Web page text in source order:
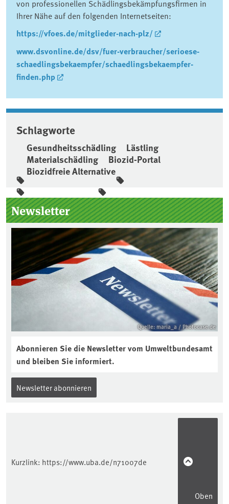
von professionellen Schädlingsbekämpfungsfirmen in
Ihrer Nähe auf den folgenden Internetseiten:
https://vfoes.de/mitglieder-nach-plz/
www.dsvonline.de/dsv/fuer-verbraucher/serioese-
schaedlingsbekaempfer/schaedlingsbekaempfer-
finden.php
Schlagworte
Gesundheitsschädling
Lästling
Materialschädling
Biozid-Portal
Biozidfreie Alternative
Seitenleiste
Newsletter
Quelle: maria_a / Photocase.de
Abonnieren Sie die Newsletter vom Umweltbundesamt
und bleiben Sie informiert.
Newsletter abonnieren
Kurzlink: https://www.uba.de/n71007de
Oben